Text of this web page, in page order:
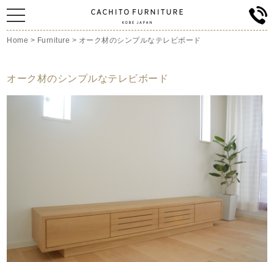
Home > Furniture > オーク材のシンプルなテレビボード
オーク材のシンプルなテレビボード